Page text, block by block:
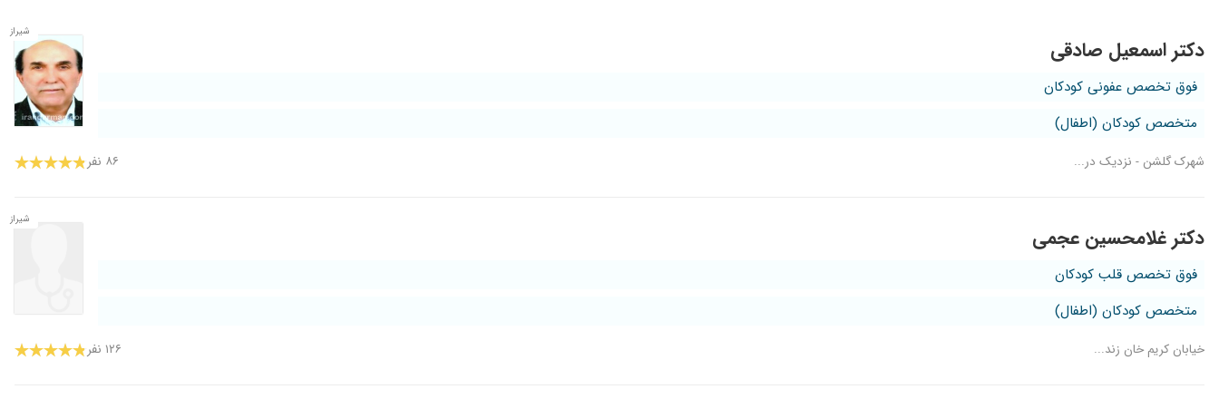
شیراز
دکتر اسمعیل صادقی
فوق تخصص عفونی کودکان
متخصص کودکان (اطفال)
شهرک گلشن - نزدیک در... ۸۶ نفر
شیراز
دکتر غلامحسین عجمی
فوق تخصص قلب کودکان
متخصص کودکان (اطفال)
خیابان کریم خان زند... ۱۲۶ نفر